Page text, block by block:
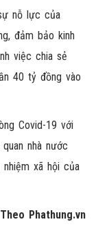
nỗ lực của
đảm bảo kinh
việc chia sẻ
40 tỷ đồng vào
Covid-19 với
nhà nước
xã hội của
Theo Phathung.vn